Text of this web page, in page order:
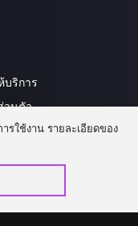
บริการ
วนตัว
รใช้งาน รายละเอียดของ